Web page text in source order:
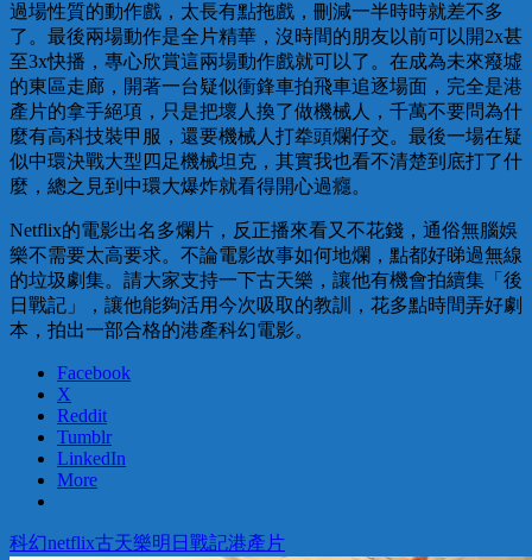
過場性質的動作戲，太長有點拖戲，刪減一半時時就差不多
了。最後兩場動作是全片精華，沒時間的朋友以前可以開2x甚
至3x快播，專心欣賞這兩場動作戲就可以了。在成為未來癈墟
的東區走廊，開著一台疑似衝鋒車拍飛車追逐場面，完全是港
產片的拿手絕項，只是把壞人換了做機械人，千萬不要問為什
麼有高科技裝甲服，還要機械人打牶頭爛仔交。最後一場在疑
似中環決戰大型四足機械坦克，其實我也看不清楚到底打了什
麼，總之見到中環大爆炸就看得開心過癮。
Netflix的電影出名多爛片，反正播來看又不花錢，通俗無腦娛
樂不需要太高要求。不論電影故事如何地爛，點都好睇過無線
的垃圾劇集。請大家支持一下古天樂，讓他有機會拍續集「後
日戰記」，讓他能夠活用今次吸取的教訓，花多點時間弄好劇
本，拍出一部合格的港產科幻電影。
Facebook
X
Reddit
Tumblr
LinkedIn
More
科幻netflix古天樂明日戰記港產片